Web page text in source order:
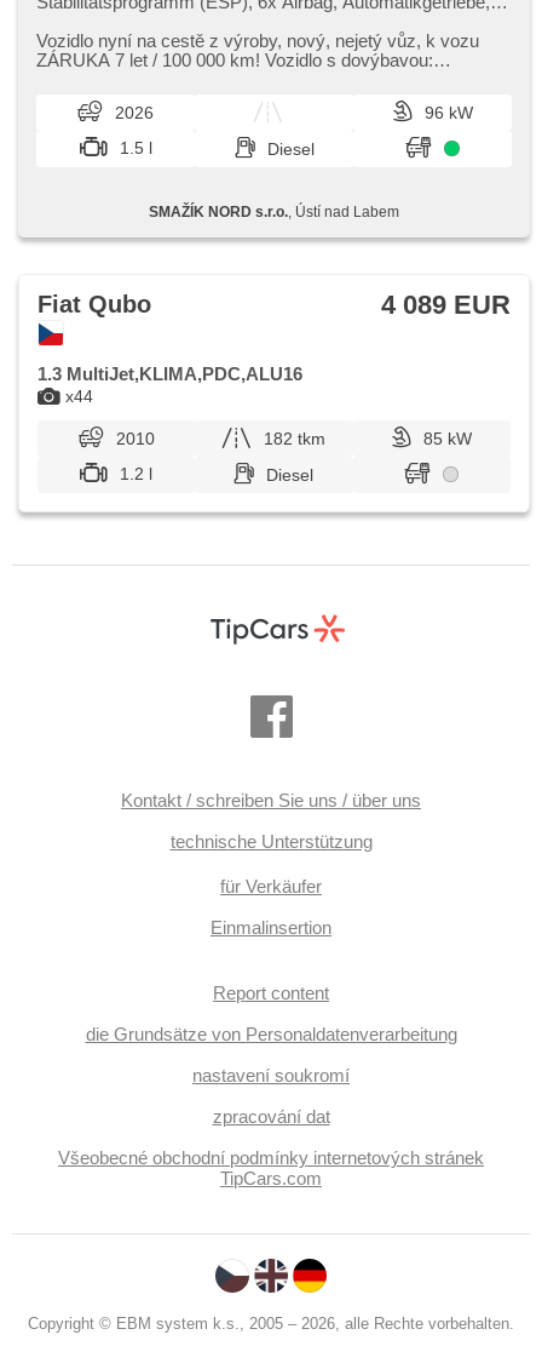
Zentralverriegelung, täglich Leuchten, Lenkrad einstellbar, 2-
Zonen Klimaanlage, elektronická ruční brzda, El. Spiegel,
höheneinstellbare Fahrersitz, El. Klappspiegel, beheizte
Lenkrad, zatmavená zadní skla, asistent jízdy v jízdním
pruhu, automatické přepínání dálkových světel,
Notbremsung (PEBS), Überwachung der Ermüdung des
startování, Blind Spot Anzeige, Fahrkamera, parkovací
senzory přední, parkovací senzory zadní, Navigation,
Außenthermometer, Reifendrucksensor,
Heckscheibenwischer, beheizte Sitze
Vozidlo nyní na cestě z výroby,​ nový,​ nejetý vůz,​ k vozu
ZÁRUKA 7 let / 100 000 km! Vozidlo s dovýbavou:
2026
96 kW
1.5 l
Diesel
SMAŽÍK NORD s.r.o. , Ústí nad Labem
x44
Fiat Qubo 4 089 EUR
1.3 MultiJet,KLIMA,PDC,ALU16
2010 182 tkm
85 kW
1.2 l
Diesel
Kontakt / schreiben Sie uns / über uns
technische Unterstützung
für Verkäufer
Einmalinsertion
Report content
die Grundsätze von Personaldatenverarbeitung
nastavení soukromí
zpracování dat
Všeobecné obchodní podmínky internetových stránek
TipCars.com
Copyright © EBM system k.s., 2005 – 2026, alle Rechte vorbehalten.